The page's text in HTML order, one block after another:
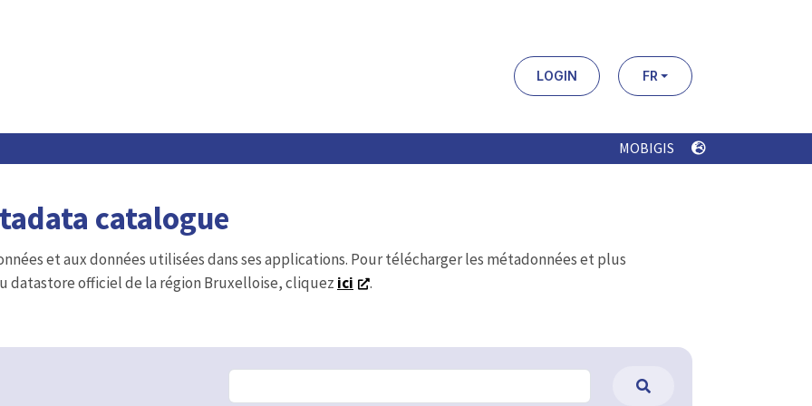
LOGIN FR
MOBIGIS
catalogue
et aux données utilisées dans ses applications. Pour télécharger les métadonnées et plus
datastore officiel de la région Bruxelloise, cliquez ici .